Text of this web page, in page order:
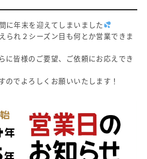
に年末を迎えてしまいました
られ２シーズン目も何とか営業できま
に皆様のご要望、ご依頼にお応えでき
のでよろしくお願いいたします！